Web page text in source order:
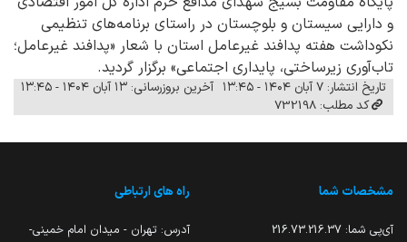
و دارایی سیستان و بلوچستان در راستای برنامه‌های تنظیمی
نکوداشت هفته پدافند غیرعامل استان با شعار «پدافند غیرعامل؛
تاب‌آوری زیرساختی، پایداری اجتماعی» برگزار گردید.
تاریخ انتشار: ۷ آبان ۱۴۰۴ - ۱۳:۴۵
آخرین بروزرسانی: ۱۳ آبان ۱۴۰۴ - ۱۳:۴۵
کد مطلب: 732198
مشخصات شما
آی‌پی شما: 216.73.216.37
راه های ارتباطی
آدرس: تهران - میدان امام خمینی-